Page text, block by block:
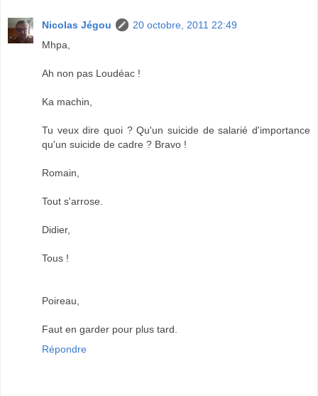
Nicolas Jégou
20 octobre, 2011 22:49
Mhpa,
Ah non pas Loudéac !
Ka machin,
Tu veux dire quoi ? Qu'un suicide de salarié d'importance
qu'un suicide de cadre ? Bravo !
Romain,
Tout s'arrose.
Didier,
Tous !
Poireau,
Faut en garder pour plus tard.
Répondre